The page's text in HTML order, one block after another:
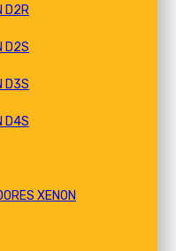
D2R
D2S
D3S
D4S
XENON